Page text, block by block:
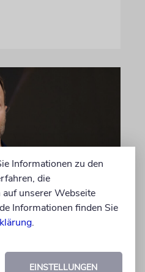
die
Informationen zu den
die
unserer Webseite
Informationen finden Sie
.
EINSTELLUNGEN